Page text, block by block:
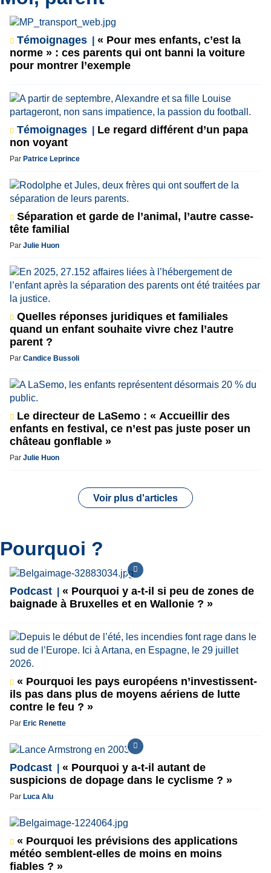
Témoignages
« Pour mes enfants, c’est la
norme » : ces parents qui ont banni la voiture
pour montrer l’exemple
Témoignages
Le regard différent d’un papa
non voyant
Par Patrice Leprince
Séparation et garde de l’animal, l’autre casse-
tête familial
Par Julie Huon
Quelles réponses juridiques et familiales
quand un enfant souhaite vivre chez l’autre
parent ?
Par Candice Bussoli
Le directeur de LaSemo : « Accueillir des
enfants en festival, ce n’est pas juste poser un
château gonflable »
Par Julie Huon
Voir plus d'articles
Pourquoi ?
Podcast
« Pourquoi y a-t-il si peu de zones de
baignade à Bruxelles et en Wallonie ? »
« Pourquoi les pays européens n’investissent-
ils pas dans plus de moyens aériens de lutte
contre le feu ? »
Par Eric Renette
Podcast
« Pourquoi y a-t-il autant de
suspicions de dopage dans le cyclisme ? »
Par Luca Alu
« Pourquoi les prévisions des applications
météo semblent-elles de moins en moins
fiables ? »